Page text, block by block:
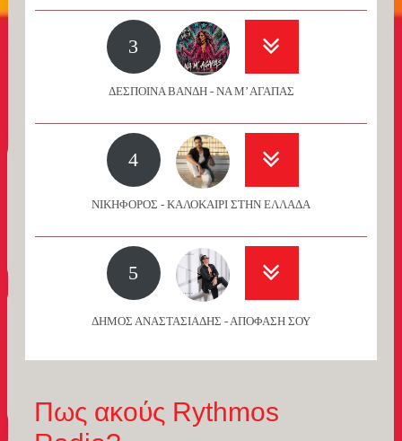
3
ΔΕΣΠΟΙΝΑ ΒΑΝΔΗ - ΝΑ Μ’ ΑΓΑΠΑΣ
4
ΝΙΚΗΦΟΡΟΣ - ΚΑΛΟΚΑΙΡΙ ΣΤΗΝ ΕΛΛΑΔΑ
5
ΔΗΜΟΣ ΑΝΑΣΤΑΣΙΑΔΗΣ - ΑΠΟΦΑΣΗ ΣΟΥ
Πως ακούς Rythmos